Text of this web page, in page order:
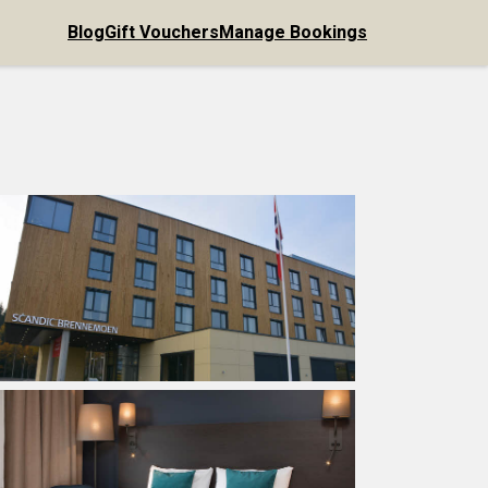
BlogGift VouchersManage Bookings